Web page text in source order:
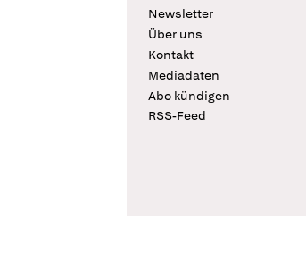
Newsletter
Über uns
Kontakt
Mediadaten
Abo kündigen
RSS-Feed